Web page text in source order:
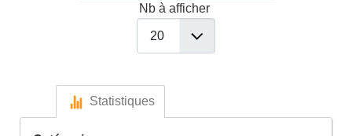
Nb à afficher
Statistiques